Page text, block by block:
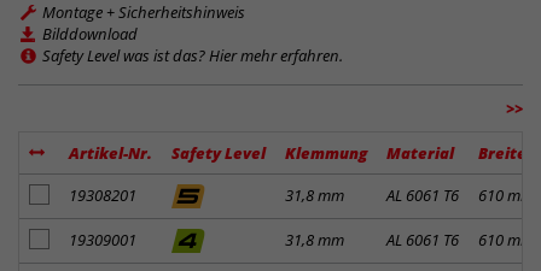
Montage + Sicherheitshinweis
Bilddownload
Safety Level was ist das? Hier mehr erfahren.
>>
Artikel-Nr. Safety Level Klemmung Material
Breite
Artikel zum Merkzettel hinzufügen
19308201 31,8 mm AL 6061 T6 610 mm
Artikel zum Merkzettel hinzufügen
19309001 31,8 mm AL 6061 T6 610 mm